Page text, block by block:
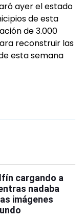
ayer el estado
de esta
de 3.000
reconstruir las
esta semana
cargando a
nadaba
imágenes